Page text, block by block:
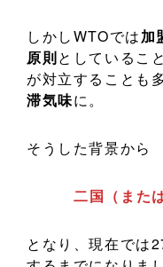
しかしWTOでは加
原則としているこ
が対立することも
滞気味に。
そうした背景から
二国（また
となり、現在では